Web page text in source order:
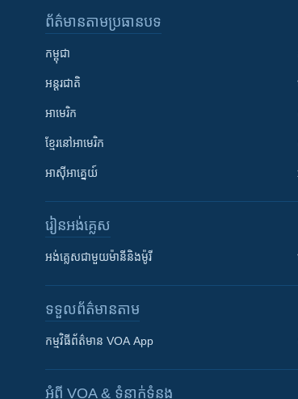
ព័ត៌មាន​តាមប្រធានបទ​
កម្ពុជា
អន្តរជាតិ
អាមេរិក
ខ្មែរ​នៅអាមេរិក
អាស៊ីអាគ្នេយ៍
រៀន​​អង់គ្លេស
អង់គ្លេស​ជាមួយ​ម៉ានី​និង​ម៉ូរី
ទទួល​ព័ត៌មាន​តាម
កម្មវិធី​ព័ត៌មាន VOA App
អំពី​ VOA & ទំនាក់ទំនង